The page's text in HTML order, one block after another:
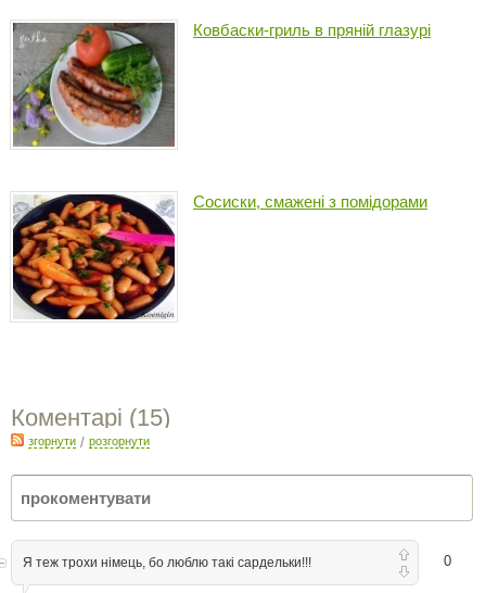
Ковбаски-гриль в пряній глазурі
Сосиски, смажені з помідорами
Коментарі (15)
згорнути / розгорнути
0
Я теж трохи німець, бо люблю такі сардельки!!!